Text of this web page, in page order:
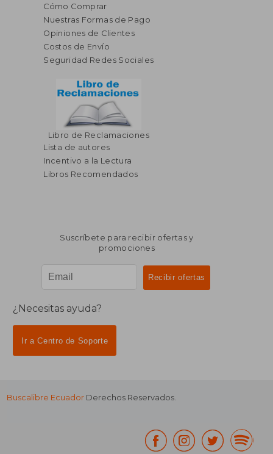
Cómo Comprar
Nuestras Formas de Pago
Opiniones de Clientes
Costos de Envío
Seguridad Redes Sociales
Libro de Reclamaciones
Lista de autores
Incentivo a la Lectura
Libros Recomendados
Suscríbete para recibir ofertas y
promociones
¿Necesitas ayuda?
Ir a Centro de Soporte
Buscalibre Ecuador Derechos Reservados.